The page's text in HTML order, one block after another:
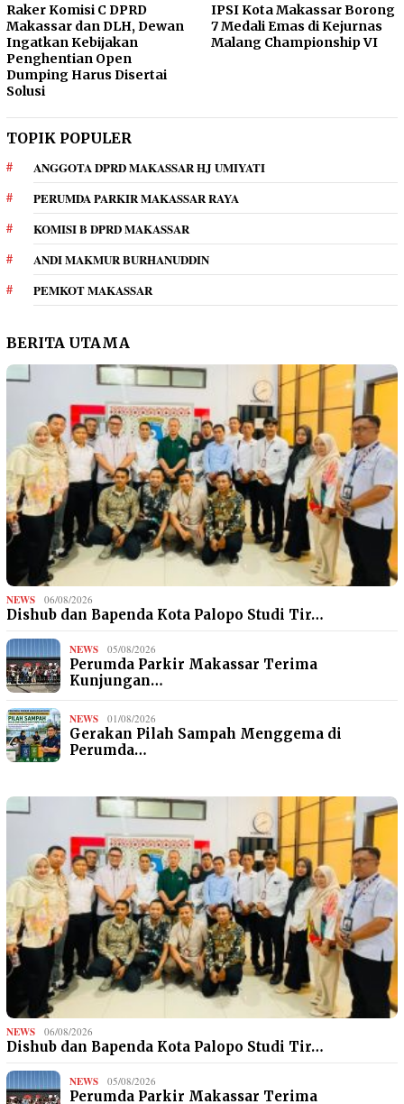
Raker Komisi C DPRD
Makassar dan DLH, Dewan
Ingatkan Kebijakan
Penghentian Open
Dumping Harus Disertai
Solusi
IPSI Kota Makassar Borong
7 Medali Emas di Kejurnas
Malang Championship VI
TOPIK POPULER
ANGGOTA DPRD MAKASSAR HJ UMIYATI
PERUMDA PARKIR MAKASSAR RAYA
KOMISI B DPRD MAKASSAR
ANDI MAKMUR BURHANUDDIN
PEMKOT MAKASSAR
BERITA UTAMA
NEWS 06/08/2026
Dishub dan Bapenda Kota Palopo Studi Tir…
NEWS 05/08/2026
Perumda Parkir Makassar Terima
Kunjungan…
NEWS 01/08/2026
Gerakan Pilah Sampah Menggema di
Perumda…
NEWS 06/08/2026
Dishub dan Bapenda Kota Palopo Studi Tir…
NEWS 05/08/2026
Perumda Parkir Makassar Terima